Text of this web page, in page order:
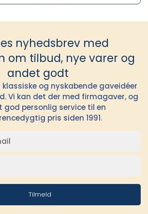
nyhedsbrev med
om tilbud, nye varer og
andet godt
og nyskabende gaveidéer
Vi kan det der med firmagaver, og
god personlig service til en
pris siden 1991.
Tilmeld